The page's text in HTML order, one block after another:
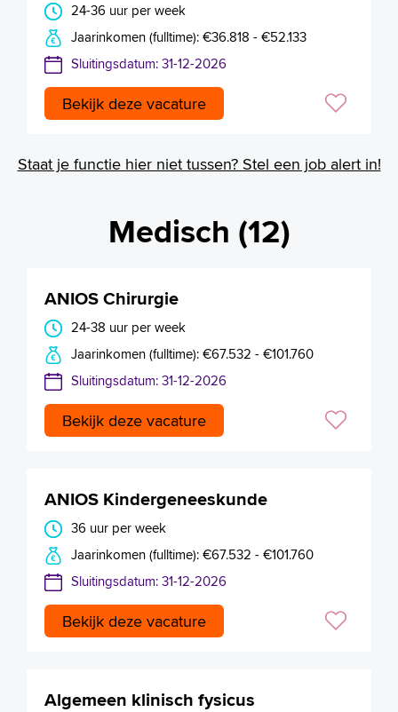
24-36 uur per week
Jaarinkomen (fulltime): €36.818 - €52.133
Sluitingsdatum: 31-12-2026
Bekijk deze vacature
Staat je functie hier niet tussen? Stel een job alert in!
Medisch (12)
ANIOS Chirurgie
24-38 uur per week
Jaarinkomen (fulltime): €67.532 - €101.760
Sluitingsdatum: 31-12-2026
Bekijk deze vacature
ANIOS Kindergeneeskunde
36 uur per week
Jaarinkomen (fulltime): €67.532 - €101.760
Sluitingsdatum: 31-12-2026
Bekijk deze vacature
Algemeen klinisch fysicus